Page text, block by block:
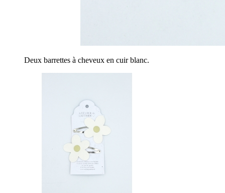
Deux barrettes à cheveux en cuir blanc.